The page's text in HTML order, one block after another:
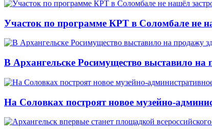
Участок по программе КРТ в Соломбале не
В Архангельске Росимущество выставило на
На Соловках построят новое музейно-